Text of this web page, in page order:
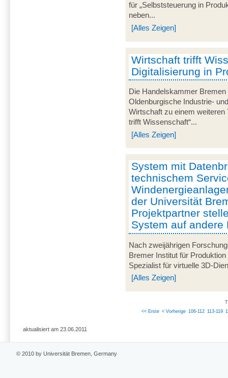
für „Selbststeuerung in
neben...
[Alles Zeigen]
Wirtschaft trifft
Digitalisierung in
Die Handelskammer
Oldenburgische Industrie-
Wirtschaft zu einem weiteren
trifft Wissenschaft“...
[Alles Zeigen]
System mit
technischem
der Universität
Projektpartner
System auf andere
Nach zweijährigen
Bremer Institut für
Spezialist für virtuelle 3D-
[Alles Zeigen]
<< Erste < Vorherige 106-112 113-119
aktualisiert am 23.06.2011
© 2010 by Universität Bremen, Germany